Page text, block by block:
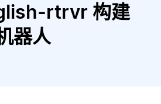
rtrvr 构建
器人